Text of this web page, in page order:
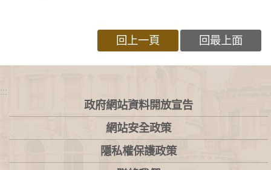
回上一頁 回最上面
:::
政府網站資料開放宣告
網站安全政策
隱私權保護政策